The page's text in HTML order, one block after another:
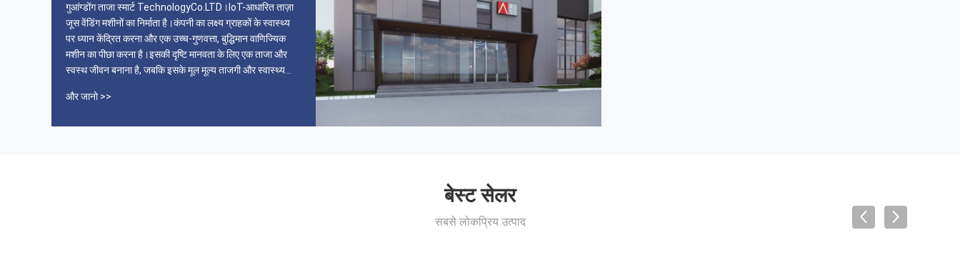
गुआंग्डोंग ताजा स्मार्ट TechnologyCo.LTD।IoT-आधारित ताज़ा
जूस वेंडिंग मशीनों का निर्माता है।कंपनी का लक्ष्य ग्राहकों के स्वास्थ्य
पर ध्यान केंद्रित करना और एक उच्च-गुणवत्ता, बुद्धिमान वाणिज्यिक
मशीन का पीछा करना है।इसकी दृष्टि मानवता के लिए एक ताजा और
स्वस्थ जीवन बनाना है, जबकि इसके मूल मूल्य ताजगी और स्वास्थ्य
है"।कंपनी एक नए हरे और ...
और जानो >>
बेस्ट सेलर
सबसे लोकप्रिय उत्पाद